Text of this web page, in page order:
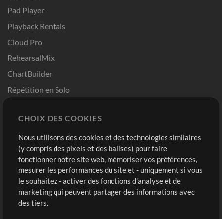
Pad Player
Playback Rentals
Cloud Pro
RehearsalMix
ChartBuilder
Répétition en Solo
Modèles ProPresenter
Sons
Boutique
Acheter des crédits
Contenu gratuit
Compte
Connexion
S'inscrire
CHOIX DES COOKIES
Nous utilisons des cookies et des technologies similaires
(y compris des pixels et des balises) pour faire
fonctionner notre site web, mémoriser vos préférences,
mesurer les performances du site et - uniquement si vous
le souhaitez - activer des fonctions d'analyse et de
marketing qui peuvent partager des informations avec
des tiers.